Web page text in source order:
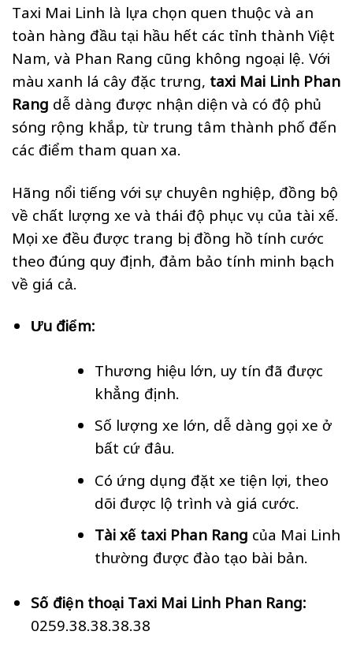
Taxi Mai Linh là lựa chọn quen thuộc và an
toàn hàng đầu tại hầu hết các tỉnh thành Việt
Nam, và Phan Rang cũng không ngoại lệ. Với
màu xanh lá cây đặc trưng, taxi Mai Linh Phan
Rang dễ dàng được nhận diện và có độ phủ
sóng rộng khắp, từ trung tâm thành phố đến
các điểm tham quan xa.
Hãng nổi tiếng với sự chuyên nghiệp, đồng bộ
về chất lượng xe và thái độ phục vụ của tài xế.
Mọi xe đều được trang bị đồng hồ tính cước
theo đúng quy định, đảm bảo tính minh bạch
về giá cả.
Ưu điểm:
Thương hiệu lớn, uy tín đã được
khẳng định.
Số lượng xe lớn, dễ dàng gọi xe ở
bất cứ đâu.
Có ứng dụng đặt xe tiện lợi, theo
dõi được lộ trình và giá cước.
Tài xế taxi Phan Rang của Mai Linh
thường được đào tạo bài bản.
Số điện thoại Taxi Mai Linh Phan Rang:
0259.38.38.38.38